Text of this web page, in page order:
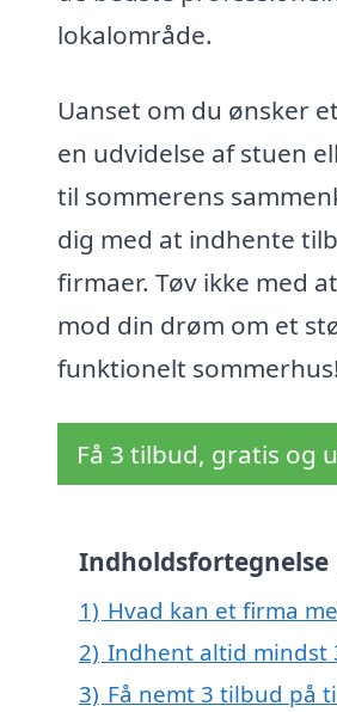
lokalområde.
Uanset om du ønsker
en udvidelse af stuen
til sommerens
dig med at indhente
firmaer. Tøv ikke med
mod din drøm om et
funktionelt sommerhus!
Få 3 tilbud, gratis og
Indholdsfortegnelse
1) Hvad kan et firma
2) Indhent altid mindst
3) Få nemt 3 tilbud på